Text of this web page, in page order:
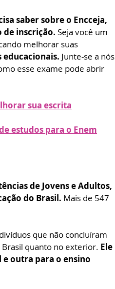
saber sobre o Encceja,
de inscrição. Seja você um
melhorar suas
educacionais. Junte-se a nós
esse exame pode abrir
sua escrita
estudos para o Enem
de Jovens e Adultos,
do Brasil. Mais de 547
que não concluíram
quanto no exterior. Ele
outra para o ensino